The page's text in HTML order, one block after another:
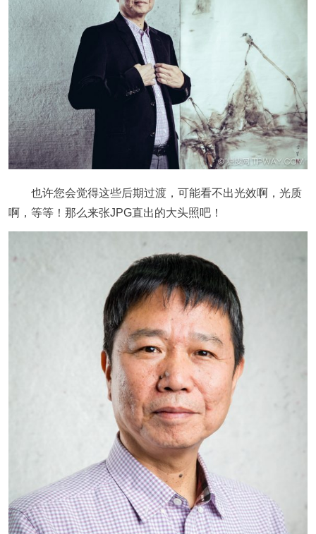
也许您会觉得这些后期过渡，可能看不出光效啊，光质
啊，等等！那么来张JPG直出的大头照吧！